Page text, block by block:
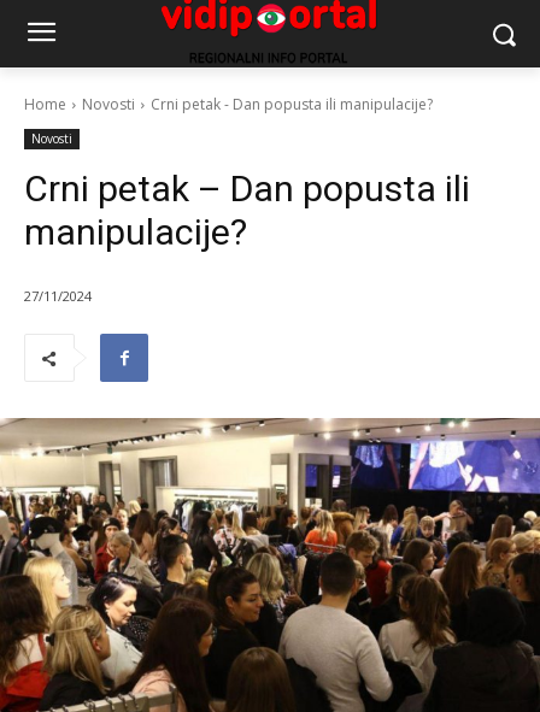
Home Novosti Crni petak - Dan popusta ili manipulacije?
Novosti
Crni petak – Dan popusta ili
manipulacije?
27/11/2024